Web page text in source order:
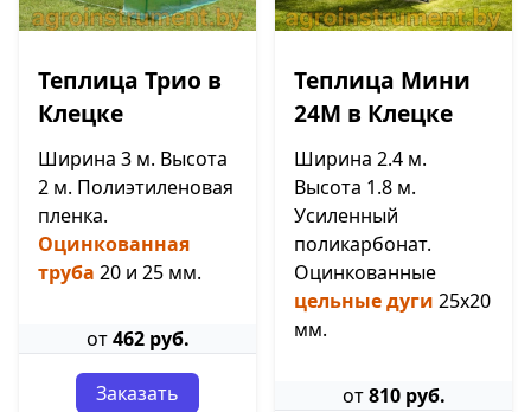
Теплица Трио в
Клецке
Ширина 3 м. Высота
2 м. Полиэтиленовая
пленка.
Оцинкованная
труба 20 и 25 мм.
от462 руб.
Заказать
Теплица Мини
24М в Клецке
Ширина 2.4 м.
Высота 1.8 м.
Усиленный
поликарбонат.
Оцинкованные
цельные дуги 25х20
мм.
от810 руб.